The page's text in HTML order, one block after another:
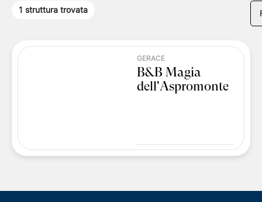
1 struttura trovata
GERACE
B&B Magia
dell'Aspromonte